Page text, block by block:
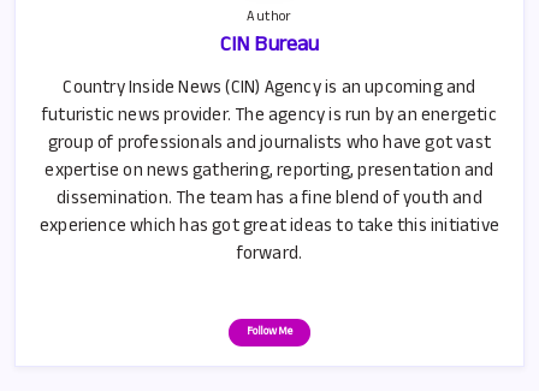
Author
CIN Bureau
Country Inside News (CIN) Agency is an upcoming and
futuristic news provider. The agency is run by an energetic
group of professionals and journalists who have got vast
expertise on news gathering, reporting, presentation and
dissemination. The team has a fine blend of youth and
experience which has got great ideas to take this initiative
forward.
Follow Me